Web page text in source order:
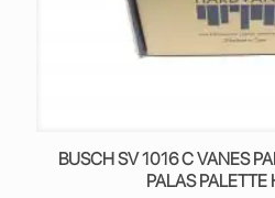
BUSCH SV 1016 C VANES
PALAS